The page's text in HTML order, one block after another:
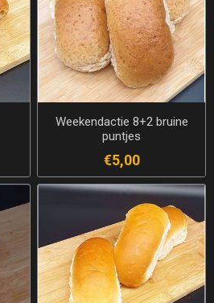
Weekendactie 8+2 bruine
puntjes
€5,00